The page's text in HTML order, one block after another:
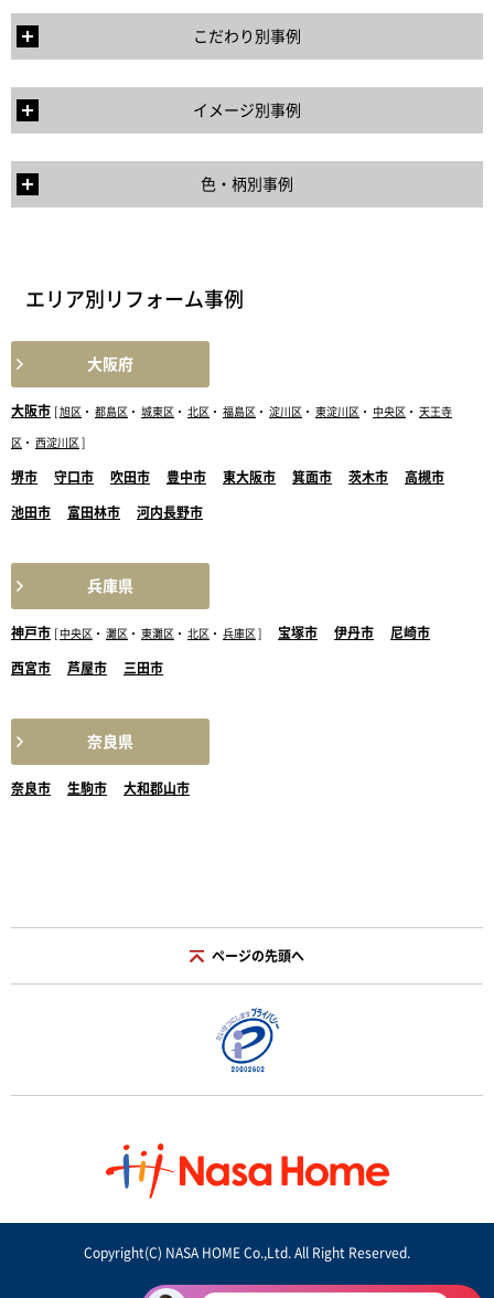
こだわり別事例
イメージ別事例
色・柄別事例
エリア別リフォーム事例
大阪府
大阪市 旭区 ・ 都島区 ・ 城東区 ・ 北区 ・ 福島区 ・ 淀川区 ・ 東淀川区 ・ 中央区 ・ 天王寺
区 ・ 西淀川区
堺市 守口市 吹田市 豊中市 東大阪市 箕面市 茨木市 高槻市
池田市 富田林市 河内長野市
兵庫県
神戸市 中央区 ・ 灘区 ・ 東灘区 ・ 北区 ・ 兵庫区 宝塚市 伊丹市 尼崎市
西宮市 芦屋市 三田市
奈良県
奈良市 生駒市 大和郡山市
ページの先頭へ
Copyright(C) NASA HOME Co.,Ltd. All Right Reserved.